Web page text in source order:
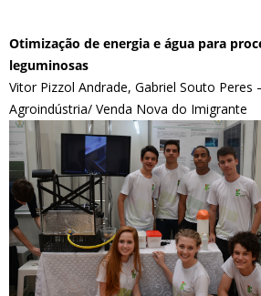
Otimização de energia e água para
leguminosas
Vitor Pizzol Andrade, Gabriel Souto Peres
Agroindústria/ Venda Nova do Imigrante